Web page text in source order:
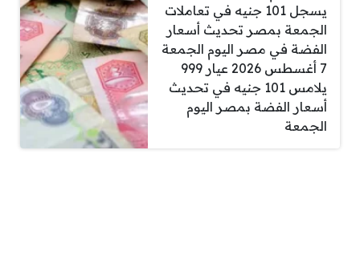
يسجل 101 جنيه في تعاملات
الجمعة بمصر تحديث أسعار
الفضة في مصر اليوم الجمعة
7 أغسطس 2026 عيار 999
يلامس 101 جنيه في تحديث
أسعار الفضة بمصر اليوم
الجمعة